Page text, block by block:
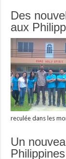
Des
aux
reculée dans les
Un
Philippines